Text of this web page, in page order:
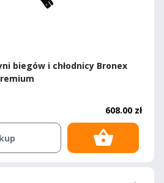
biegów i chłodnicy Bronex
608.00 zł